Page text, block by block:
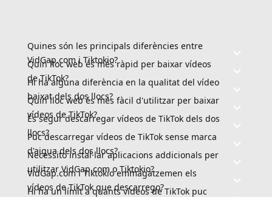
Quines són les principals diferències entre
VidGap.com i Tiktokio?
Quin lloc web és més ràpid per baixar vídeos
de TikTok?
Hi ha alguna diferència en la qualitat del vídeo
baixat dels dos llocs?
Quin lloc web és més fàcil d'utilitzar per baixar
vídeos de TikTok?
És segur descarregar vídeos de TikTok dels dos
llocs?
Puc descarregar vídeos de TikTok sense marca
d'aigua dels dos llocs?
Necessito instal·lar aplicacions addicionals per
utilitzar VidGap.com o Tiktokio?
VidGap.com i Tiktokio emmagatzemen els
vídeos de TikTok que descarrego?
Hi ha un límit a quants vídeos de TikTok puc